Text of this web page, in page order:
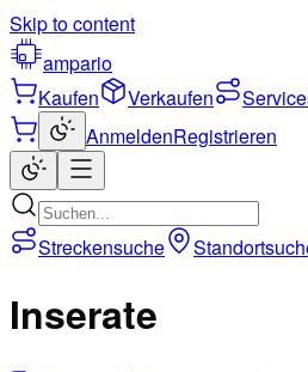
Skip to content
ampario
Kaufen
Verkaufen
AnmeldenRegistrieren
Streckensuche
Inserate